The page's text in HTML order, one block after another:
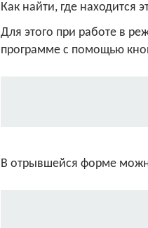
Как найти, где находится
Для этого при работе в
программе с помощью
В отрывшейся форме